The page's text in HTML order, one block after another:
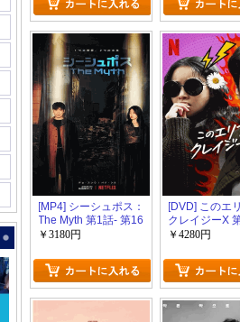
[MP4] シーシュポス：
The Myth 第1話- 第16
話（22.93）
￥3180円
[DVD] このエ
クレイジーX
第13話
￥4280円